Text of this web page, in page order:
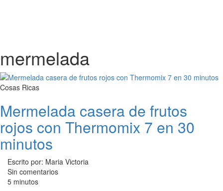
mermelada
Cosas Ricas
Mermelada casera de frutos
rojos con Thermomix 7 en 30
minutos
Escrito por: Maria Victoria
Sin comentarios
5 minutos